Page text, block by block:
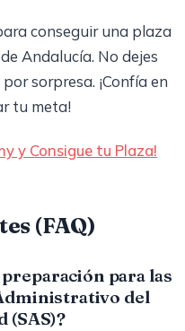
conseguir una plaza
Andalucía. No dejes
sorpresa. ¡Confía en
tu meta!
y Consigue tu Plaza!
(FAQ)
para las
del
(SAS)?